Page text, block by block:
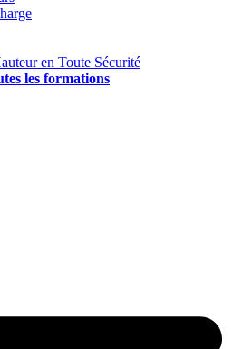
en Toute Sécurité
les formations